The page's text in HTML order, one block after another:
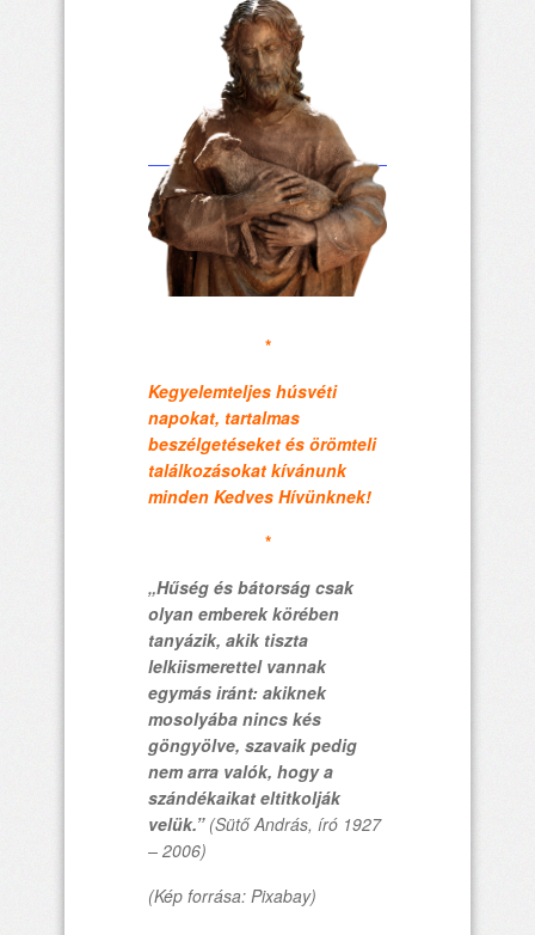
*
Kegyelemteljes húsvéti
napokat, tartalmas
beszélgetéseket és örömteli
találkozásokat kívánunk
minden Kedves Hívünknek!
*
„Hűség és bátorság csak
olyan emberek körében
tanyázik, akik tiszta
lelkiismerettel vannak
egymás iránt: akiknek
mosolyába nincs kés
göngyölve, szavaik pedig
nem arra valók, hogy a
szándékaikat eltitkolják
velük.” (Sütő András, író 1927
– 2006)
(Kép forrása: Pixabay)